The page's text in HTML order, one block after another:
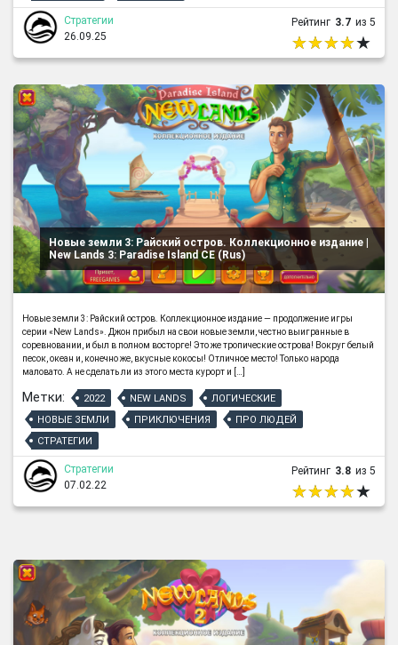
Стратегии
26.09.25
Рейтинг 3.7 из 5
Новые земли 3: Райский остров. Коллекционное издание |
New Lands 3: Paradise Island CE (Rus)
Новые земли 3: Райский остров. Коллекционное издание — продолжение игры
серии «New Lands». Джон прибыл на свои новые земли, честно выигранные в
соревновании, и был в полном восторге! Это же тропические острова! Вокруг белый
песок, океан и, конечно же, вкусные кокосы! Отличное место! Только народа
маловато. А не сделать ли из этого места курорт и […]
Метки: 2022 NEW LANDS
ЛОГИЧЕСКИЕ
НОВЫЕ ЗЕМЛИ
ПРИКЛЮЧЕНИЯ
ПРО ЛЮДЕЙ
СТРАТЕГИИ
Стратегии
07.02.22
Рейтинг 3.8 из 5